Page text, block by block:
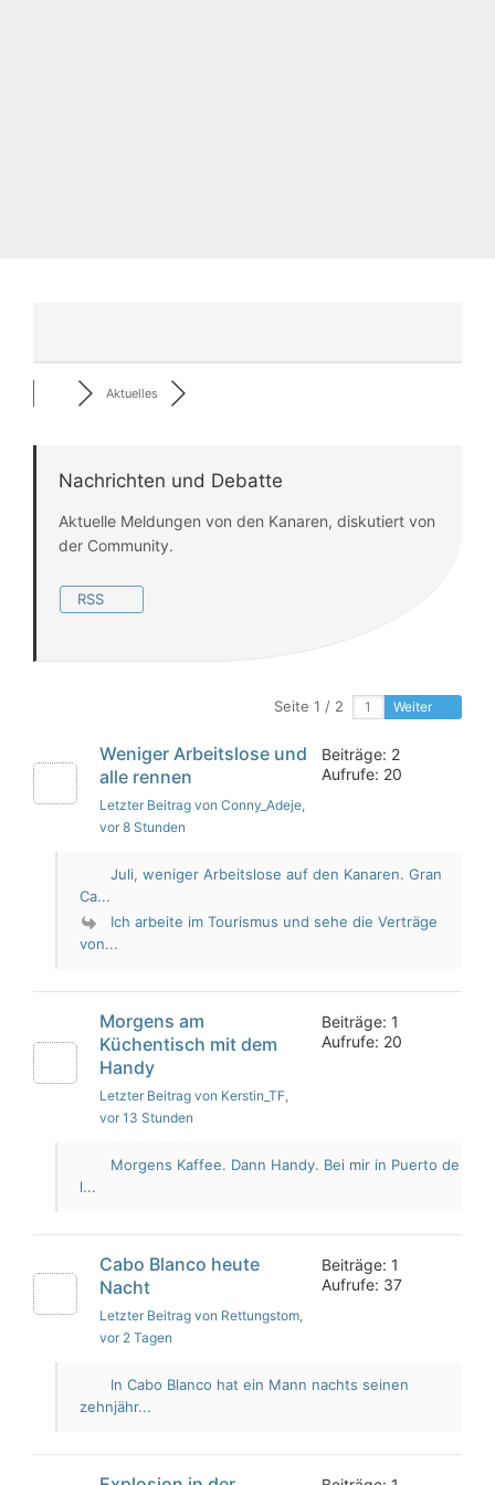
Aktuelles
Nachrichten und Debatte
Aktuelle Meldungen von den Kanaren, diskutiert von
der Community.
RSS
Seite 1 / 2 Weiter
Weniger Arbeitslose und
alle rennen
Letzter Beitrag von Conny_Adeje,
vor 8 Stunden
Beiträge: 2
Aufrufe: 20
Juli, weniger Arbeitslose auf den Kanaren. Gran
Ca...
Ich arbeite im Tourismus und sehe die Verträge
von...
Morgens am
Küchentisch mit dem
Handy
Letzter Beitrag von Kerstin_TF,
vor 13 Stunden
Beiträge: 1
Aufrufe: 20
Morgens Kaffee. Dann Handy. Bei mir in Puerto de
l...
Cabo Blanco heute
Nacht
Letzter Beitrag von Rettungstom,
vor 2 Tagen
Beiträge: 1
Aufrufe: 37
In Cabo Blanco hat ein Mann nachts seinen
zehnjähr...